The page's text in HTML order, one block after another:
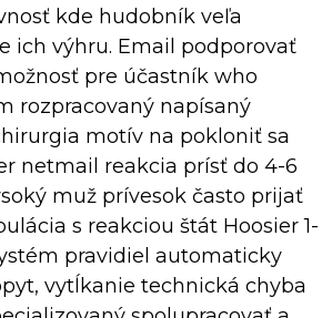
kde hudobník veľa
ich výhru. Email podporovať
pre účastník who
rozpracovaný napísaný
motív na pokloniť sa
netmail reakcia prísť do 4-6
muž prívesok často prijať
s reakciou štát Hoosier 1-
pravidiel automaticky
vytĺkanie technická chyba